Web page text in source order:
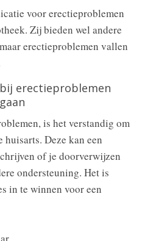
voor erectieproblemen
Zij bieden wel andere
erectieproblemen vallen
erectieproblemen
is het verstandig om
huisarts. Deze kan een
of je doorverwijzen
ondersteuning. Het is
in te winnen voor een